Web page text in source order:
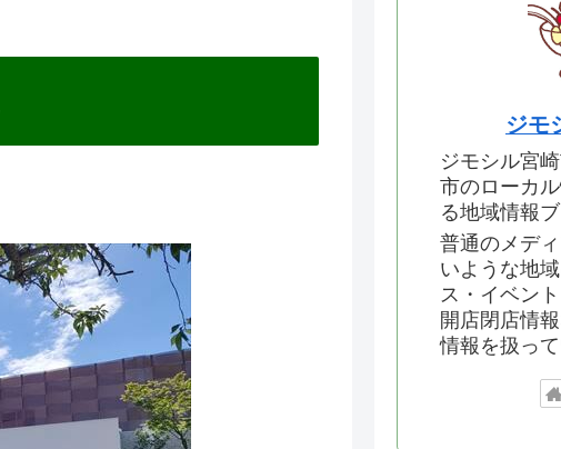
ジモ
ジモシル宮
市のローカ
る地域情報ブ
普通のメデ
いような地
ス・イベン
開店閉店情
情報を扱って